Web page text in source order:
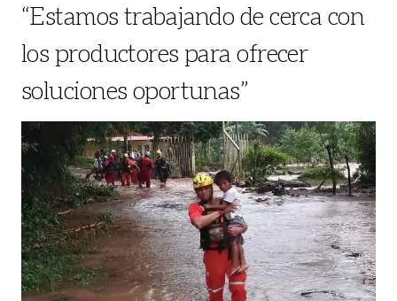
“Estamos trabajando de cerca con
los productores para ofrecer
soluciones oportunas”